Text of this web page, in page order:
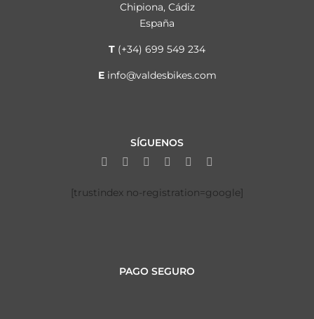
Chipiona, Cádiz
España
T (+34) 699 549 234
E info@valdesbikes.com
SÍGUENOS
[trustindex no-registration=google]
PAGO SEGURO